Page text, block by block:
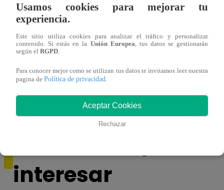
¿Por qué Nelly Rossinelli se volvió viral
antes de Navidad?
interesar
Usamos cookies para mejorar tu
experiencia.
Este sitio utiliza cookies para analizar el tráfico y personalizar
contenido. Si estás en la Unión Europea , tus datos se gestionarán
según el RGPD
Para conocer mejor como se utilizan tus datos te invitamos leer nuestra
pagina de Política de privacidad
Aceptar Cookies
Rechazar